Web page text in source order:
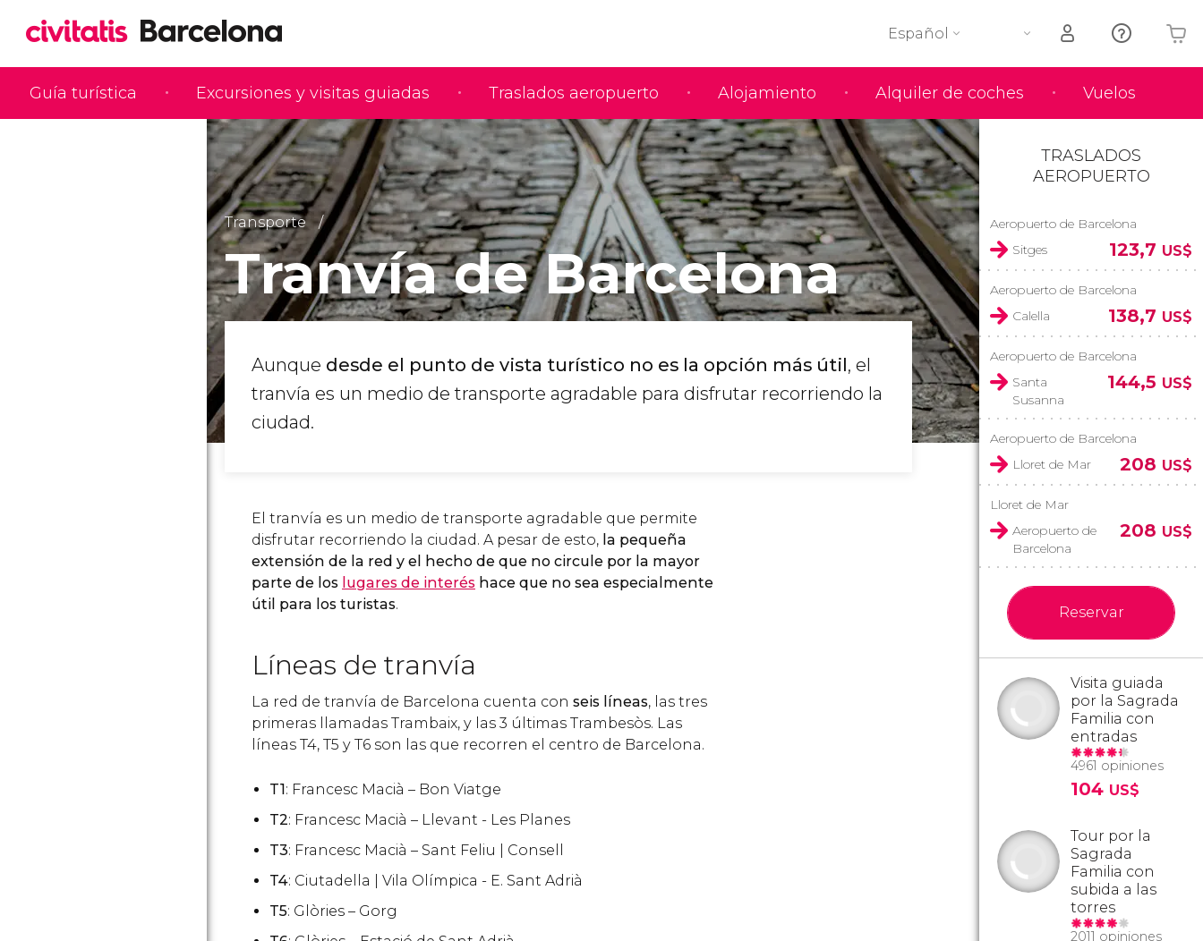
Guía turística Excursiones y visitas guiadas Traslados aeropuerto Alojamiento Alquiler de coches Vuelos
Español
Tu carrito está vacío
Transporte
Tranvía de Barcelona
Aunque desde el punto de vista turístico no es la opción más útil, el
tranvía es un medio de transporte agradable para disfrutar recorriendo la
ciudad.
El tranvía es un medio de transporte agradable que permite
disfrutar recorriendo la ciudad. A pesar de esto, la pequeña
extensión de la red y el hecho de que no circule por la mayor
parte de los lugares de interés hace que no sea especialmente
útil para los turistas.
Líneas de tranvía
La red de tranvía de Barcelona cuenta con seis líneas, las tres
primeras llamadas Trambaix, y las 3 últimas Trambesòs. Las
líneas T4, T5 y T6 son las que recorren el centro de Barcelona.
T1: Francesc Macià – Bon Viatge
T2: Francesc Macià – Llevant - Les Planes
T3: Francesc Macià – Sant Feliu | Consell
T4: Ciutadella | Vila Olímpica - E. Sant Adrià
T5: Glòries – Gorg
TRASLADOS
AEROPUERTO
Aeropuerto de Barcelona
Sitges
123,7 US$
Aeropuerto de Barcelona
Calella
138,7 US$
Aeropuerto de Barcelona
Santa
Susanna
144,5 US$
Aeropuerto de Barcelona
Lloret de Mar
208 US$
Lloret de Mar
Aeropuerto de
Barcelona
208 US$
Reservar
Visita guiada
por la Sagrada
Familia con
entradas
4961 opiniones
104 US$
Tour por la
Sagrada
Familia con
subida a las
torres
2011 opiniones